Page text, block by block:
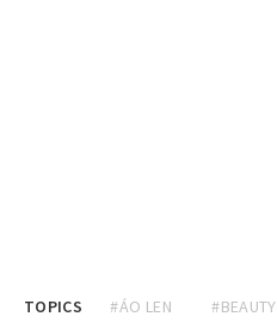
TOPICS #ÁO LEN #BEAUTY